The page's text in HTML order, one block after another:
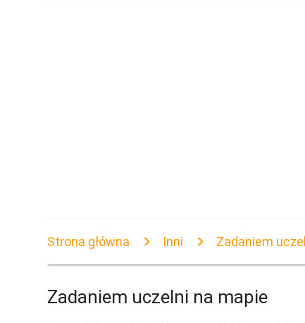
Strona główna Inni Zadaniem
Zadaniem uczelni na mapie